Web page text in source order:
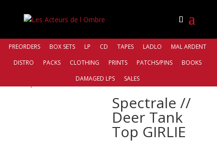
PREORDERS BOX SETS LP CD TAPES LADLO
MAL ARDENT
DISTRO
PACKS CLOTHING PRINTS PATCHS/PINS
BOOKS
DAMAGED LPS
SALES
Spectrale //
Deer Tank
Top GIRLIE